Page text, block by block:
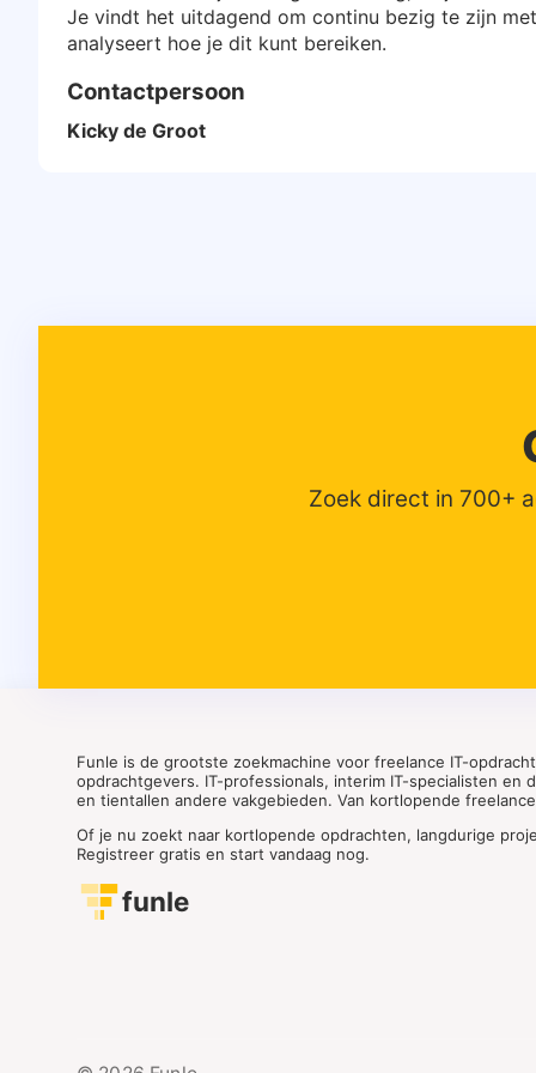
Je vindt het uitdagend om continu bezig te zijn
analyseert hoe je dit kunt bereiken.
Contactpersoon
Kicky de Groot
Zoek direct in 700+
Funle is de grootste zoekmachine voor freelance IT-
opdrachtgevers. IT-professionals, interim IT-specialisten en
en tientallen andere vakgebieden. Van kortlopende
Of je nu zoekt naar kortlopende opdrachten, langdurige
Registreer gratis en start vandaag nog.
funle